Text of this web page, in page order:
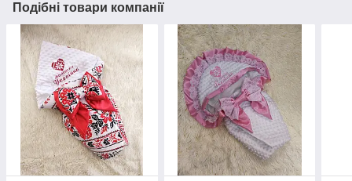
Подібні товари компанії